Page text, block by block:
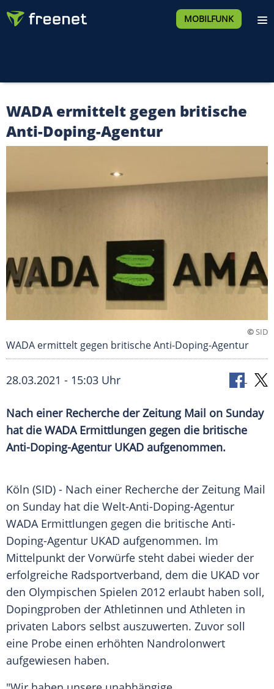
MOBILFUNK
WADA ermittelt gegen britische
Anti-Doping-Agentur
©SID
WADA ermittelt gegen britische Anti-Doping-Agentur
28.03.2021 - 15:03 Uhr
Nach einer Recherche der Zeitung Mail on Sunday
hat die WADAErmittlungen gegen die britische
Anti-Doping-Agentur UKAD aufgenommen.
Köln (SID) - Nach einer Recherche der Zeitung Mail
on Sunday hat die Welt-Anti-Doping-Agentur
WADAErmittlungen gegen die britische Anti-
Doping-Agentur UKAD aufgenommen. Im
Mittelpunkt der Vorwürfe steht dabei wieder der
erfolgreiche Radsportverband, dem die UKAD vor
den Olympischen Spielen 2012 erlaubt haben soll,
Dopingproben der Athletinnen und Athleten in
privaten Labors selbst auszuwerten. Zuvor soll
eine Probe einen erhöhten Nandrolonwert
aufgewiesen haben.